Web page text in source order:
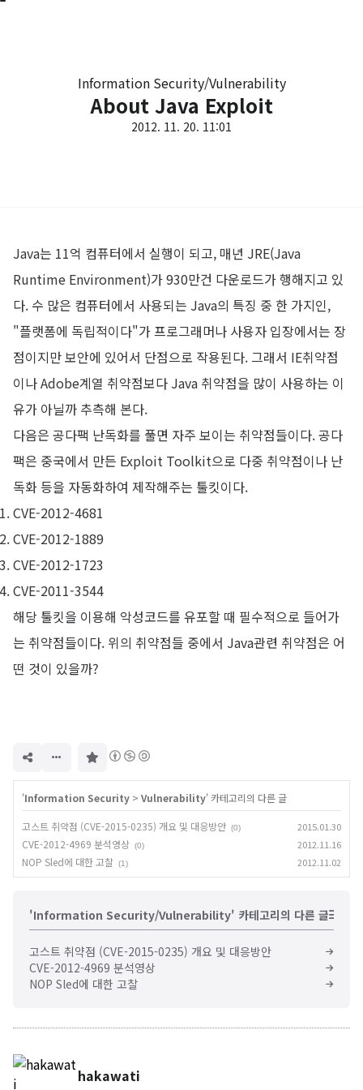
Information Security/Vulnerability
About Java Exploit
2012. 11. 20. 11:01
Java는 11억 컴퓨터에서 실행이 되고, 매년 JRE(Java
Runtime Environment)가 930만건 다운로드가 행해지고 있
다. 수 많은 컴퓨터에서 사용되는 Java의 특징 중 한 가지인,
"플랫폼에 독립적이다"가 프로그래머나 사용자 입장에서는 장
점이지만 보안에 있어서 단점으로 작용된다. 그래서 IE취약점
이나 Adobe계열 취약점보다 Java 취약점을 많이 사용하는 이
유가 아닐까 추측해 본다.
다음은 공다팩 난독화를 풀면 자주 보이는 취약점들이다. 공다
팩은 중국에서 만든 Exploit Toolkit으로 다중 취약점이나 난
독화 등을 자동화하여 제작해주는 툴킷이다.
CVE-2012-4681
CVE-2012-1889
CVE-2012-1723
CVE-2011-3544
해당 툴킷을 이용해 악성코드를 유포할 때 필수적으로 들어가
는 취약점들이다. 위의 취약점들 중에서 Java관련 취약점은 어
떤 것이 있을까?
'Information Security > Vulnerability' 카테고리의 다른 글
고스트 취약점 (CVE-2015-0235) 개요 및 대응방안 (0) 2015.01.30
CVE-2012-4969 분석영상 (0) 2012.11.16
NOP Sled에 대한 고찰 (1) 2012.11.02
'Information Security/Vulnerability' 카테고리의 다른 글
고스트 취약점 (CVE-2015-0235) 개요 및 대응방안
CVE-2012-4969 분석영상
NOP Sled에 대한 고찰
hakawati